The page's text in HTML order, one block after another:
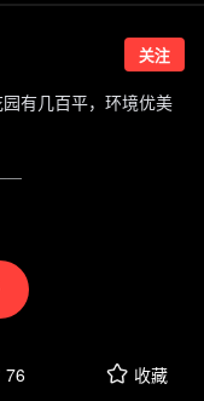
关注
有几百平，环境优美
76 收藏